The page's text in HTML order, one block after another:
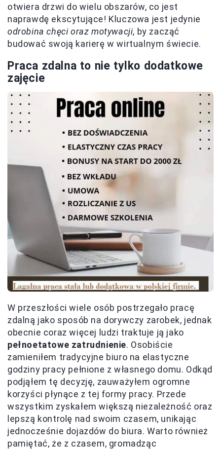
otwiera drzwi do wielu obszarów, co jest
naprawdę ekscytujące! Kluczowa jest jedynie
odrobina chęci oraz motywacji, by zacząć
budować swoją karierę w wirtualnym świecie.
Praca zdalna to nie tylko dodatkowe
zajęcie
W przeszłości wiele osób postrzegało pracę
zdalną jako sposób na dorywczy zarobek, jednak
obecnie coraz więcej ludzi traktuje ją jako
pełnoetatowe zatrudnienie. Osobiście
zamieniłem tradycyjne biuro na elastyczne
godziny pracy pełnione z własnego domu. Odkąd
podjąłem tę decyzję, zauważyłem ogromne
korzyści płynące z tej formy pracy. Przede
wszystkim zyskałem większą niezależność oraz
lepszą kontrolę nad swoim czasem, unikając
jednocześnie dojazdów do biura. Warto również
pamiętać, że z czasem, gromadząc